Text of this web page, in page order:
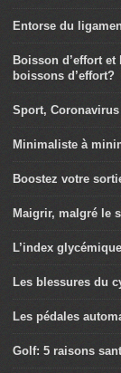
Entorse du
Boisson d’effort
boissons d’effort?
Sport,
Minimaliste à
Boostez votre
Maigrir, malgré le
L’index
Les blessures du
Les pédales
Golf: 5 raisons